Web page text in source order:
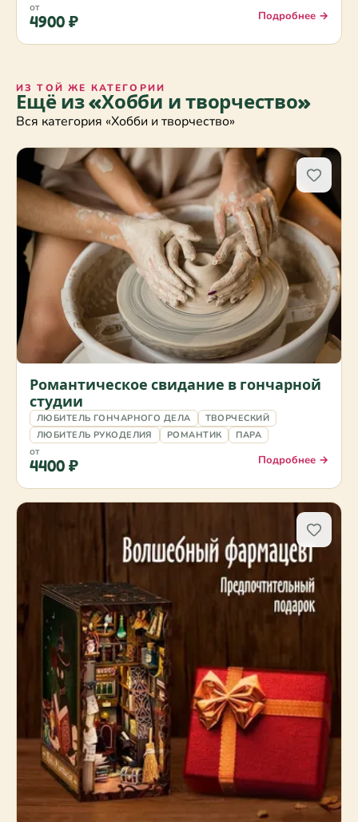
от
4900 ₽ Подробнее →
ИЗ ТОЙ ЖЕ КАТЕГОРИИ
Ещё из «Хобби и творчество»
Вся категория «Хобби и творчество»
Романтическое свидание в гончарной
студии
ЛЮБИТЕЛЬ ГОНЧАРНОГО ДЕЛА
ТВОРЧЕСКИЙ
ЛЮБИТЕЛЬ РУКОДЕЛИЯ
РОМАНТИК ПАРА
от
4400 ₽ Подробнее →